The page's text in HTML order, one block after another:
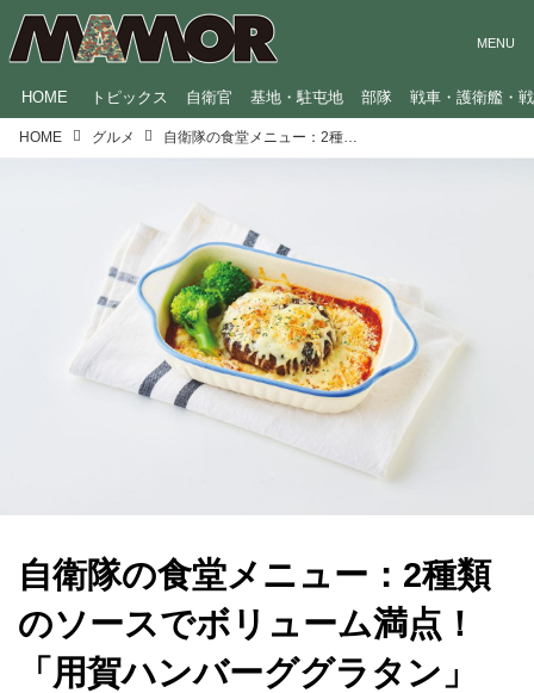
HOME トピックス 自衛官 基地・駐屯地 部隊 戦車・護衛艦・
HOME グルメ
自衛隊の食堂メニュー：2種類
のソースでボリューム満点！
「用賀ハンバーググラタン」